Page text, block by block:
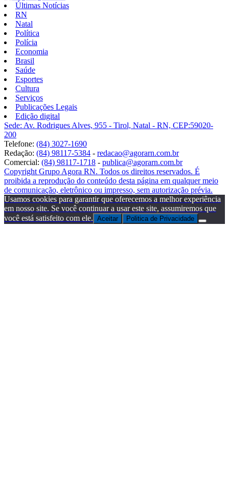
Últimas Notícias
RN
Natal
Política
Polícia
Economia
Brasil
Saúde
Esportes
Cultura
Serviços
Publicações Legais
Edição digital
Sede: Av. Rodrigues Alves, 955 - Tirol, Natal - RN, CEP:59020-
200
Telefone: (84) 3027-1690
Redação: (84) 98117-5384 - redacao@agorarn.com.br
Comercial: (84) 98117-1718 - publica@agorarn.com.br
Copyright Grupo Agora RN. Todos os direitos reservados. É
proibida a reprodução do conteúdo desta página em qualquer meio
de comunicação, eletrônico ou impresso, sem autorização prévia.
Usamos cookies para garantir que oferecemos a melhor experiência
em nosso site. Se você continuar a usar este site, assumiremos que
você está satisfeito com ele. Aceitar Politica de Privacidade